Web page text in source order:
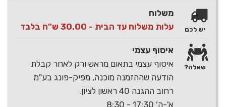
משלוח
עלות משלוח עד הבית - 30.00 ש"ח בלבד
איסוף עצמי
איסוף עצמי בתאום מראש ורק לאחר קבלת
הודעה שההזמנה מוכנה, מפיק-פונג בע"מ
רחוב ההגנה 40 ראשון לציון.
א'-ה' 17:30 - 8:30
יש לכם
שאלה?